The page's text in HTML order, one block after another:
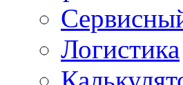
Логистика